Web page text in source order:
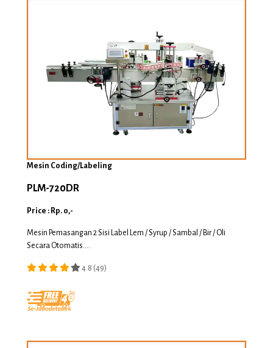
Mesin Coding/Labeling
PLM-720DR
Price : Rp. 0,-
Mesin Pemasangan 2 Sisi Label Lem / Syrup / Sambal / Bir / Oli
Secara Otomatis....
4.8 (49)